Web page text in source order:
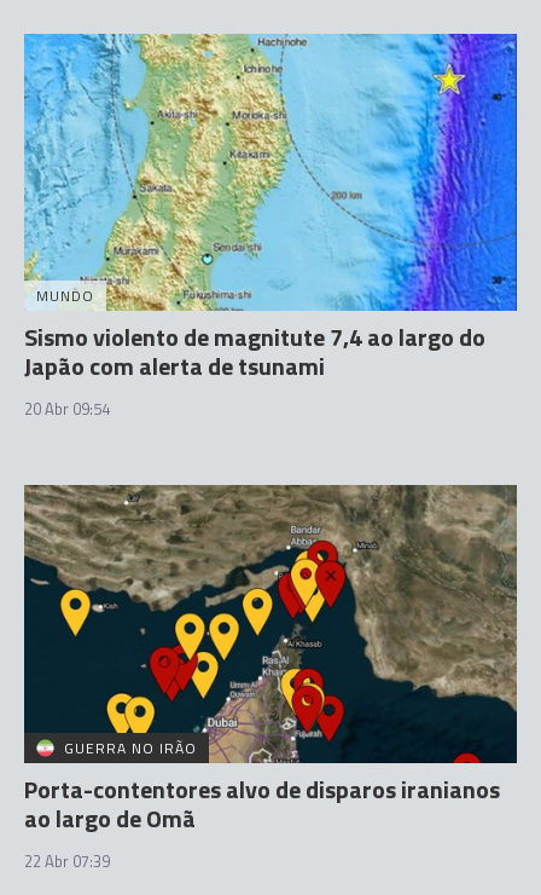
MUNDO
Sismo violento de magnitute 7,4 ao largo do
Japão com alerta de tsunami
20 Abr 09:54
GUERRA NO IRÃO
Porta-contentores alvo de disparos iranianos
ao largo de Omã
22 Abr 07:39